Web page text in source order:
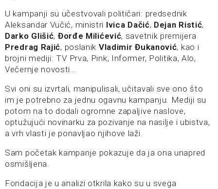
U kampanji su učestvovali političari: predsednik
Aleksandar Vučić, ministri Ivica Dačić, Dejan Ristić,
Darko Glišić, Đorđe Milićević, savetnik premijera
Predrag Rajić, poslanik Vladimir Đukanović, kao i
brojni mediji: TV Prva, Pink, Informer, Politika, Alo,
Večernje novosti…
Svi oni su izvrtali, manipulisali, učitavali sve ono što
im je potrebno za jednu ogavnu kampanju. Mediji su
potom na to dodali ogromne zapaljive naslove,
optužujući novinarku za pozivanje na nasilje i ubistva,
a vrh vlasti je ponavljao njihove laži.
Sam početak kampanje pokazuje da ja ona unapred
osmišljena.
Fondacija je u analizi otkrila kako su u svega